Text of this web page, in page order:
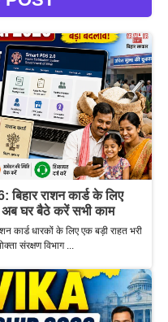
राशन कार्ड के लिए
अब घर बैठे करें सभी काम
धारकों के लिए एक बड़ी राहत भरी
संरक्षण विभाग ...